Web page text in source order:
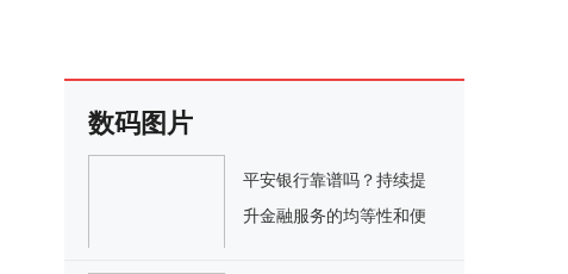
数码图片
平安银行靠谱吗？持续提
升金融服务的均等性和便